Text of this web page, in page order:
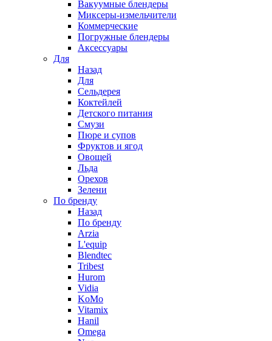
Вакуумные блендеры
Миксеры-измельчители
Коммерческие
Погружные блендеры
Аксессуары
Для
Назад
Для
Сельдерея
Коктейлей
Детского питания
Смузи
Пюре и супов
Фруктов и ягод
Овощей
Льда
Орехов
Зелени
По бренду
Назад
По бренду
Arzia
L'equip
Blendtec
Tribest
Hurom
Vidia
KoMo
Vitamix
Hanil
Omega